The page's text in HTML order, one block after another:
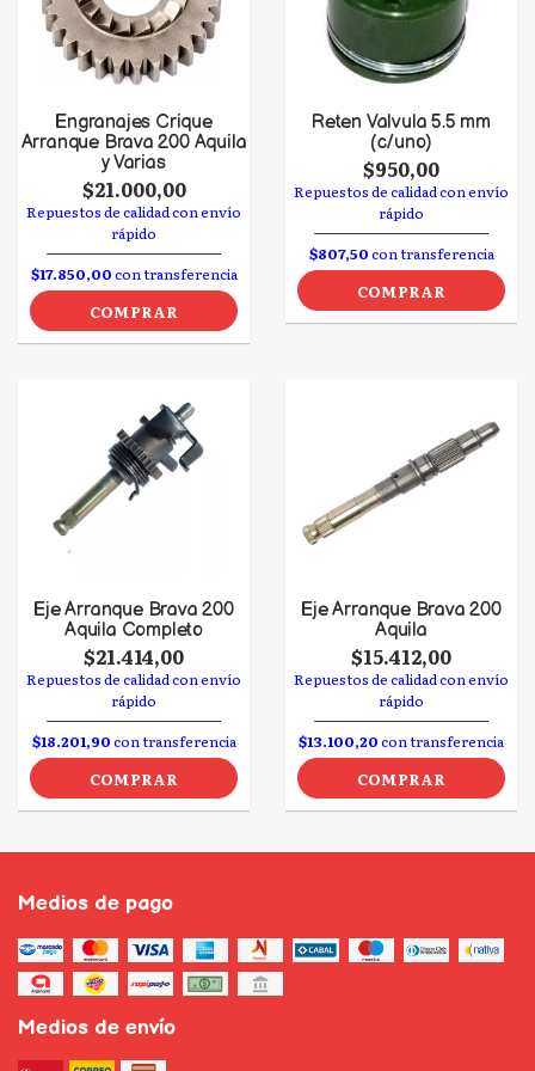
Engranajes Crique
Arranque Brava 200 Aquila
y Varias
$21.000,00
Repuestos de calidad con envío
rápido
$17.850,00con transferencia
COMPRAR
Reten Valvula 5.5 mm
(c/uno)
$950,00
Repuestos de calidad con envío
rápido
$807,50con transferencia
COMPRAR
Eje Arranque Brava 200
Aquila Completo
$21.414,00
Repuestos de calidad con envío
rápido
$18.201,90con transferencia
COMPRAR
Eje Arranque Brava 200
Aquila
$15.412,00
Repuestos de calidad con envío
rápido
$13.100,20con transferencia
COMPRAR
Medios de pago
Medios de envío